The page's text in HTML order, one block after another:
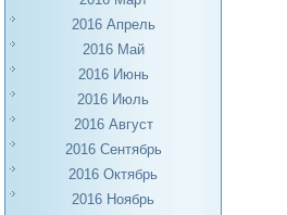
2016 Апрель
2016 Май
2016 Июнь
2016 Июль
2016 Август
2016 Сентябрь
2016 Октябрь
2016 Ноябрь